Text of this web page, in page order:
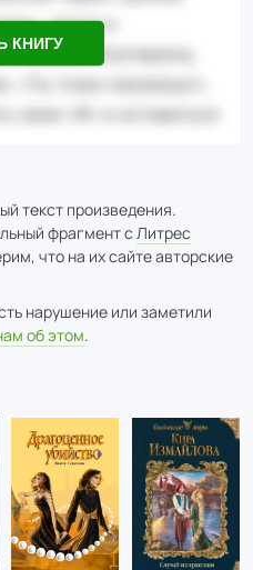
КНИГУ
текст произведения.
фрагмент с Литрес
что на их сайте авторские
нарушение или заметили
об этом.